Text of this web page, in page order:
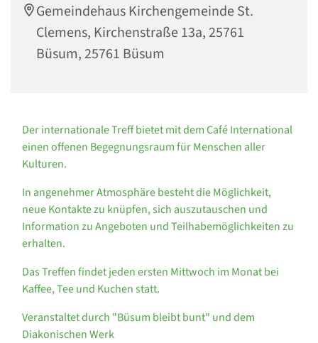
Gemeindehaus Kirchengemeinde St.
Clemens, Kirchenstraße 13a, 25761
Büsum, 25761 Büsum
Der internationale Treff bietet mit dem Café International
einen offenen Begegnungsraum für Menschen aller
Kulturen.
In angenehmer Atmosphäre besteht die Möglichkeit,
neue Kontakte zu knüpfen, sich auszutauschen und
Information zu Angeboten und Teilhabemöglichkeiten zu
erhalten.
Das Treffen findet jeden ersten Mittwoch im Monat bei
Kaffee, Tee und Kuchen statt.
Veranstaltet durch "Büsum bleibt bunt" und dem
Diakonischen Werk